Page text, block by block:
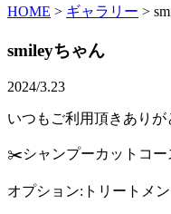
HOME > ギャラリー >
smileyちゃん
2024/3.23
いつもご利用頂きありが
✂️シャンプーカットコー
オプション:トリートメン